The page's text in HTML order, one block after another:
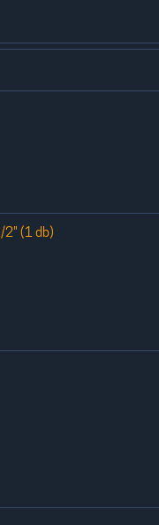
(1 db)